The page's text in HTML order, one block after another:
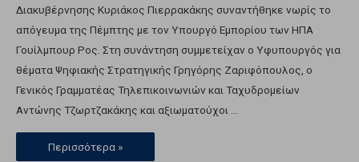
Διακυβέρνησης Κυριάκος Πιερρακάκης συναντήθηκε νωρίς το
απόγευμα της Πέμπτης με τον Υπουργό Εμπορίου των ΗΠΑ
Γουίλμπουρ Ρος. Στη συνάντηση συμμετείχαν ο Υφυπουργός για
θέματα Ψηφιακής Στρατηγικής Γρηγόρης Ζαριφόπουλος, ο
Γενικός Γραμματέας Τηλεπικοινωνιών και Ταχυδρομείων
Αντώνης Τζωρτζακάκης και αξιωματούχοι …
Περισσότερα »